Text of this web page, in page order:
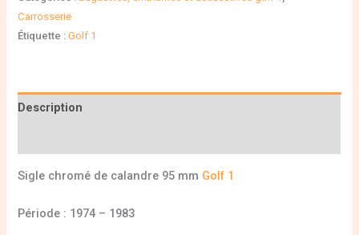
Carrosserie
Étiquette :Golf 1
Description
Sigle chromé de calandre 95 mm Golf 1
Période : 1974 – 1983